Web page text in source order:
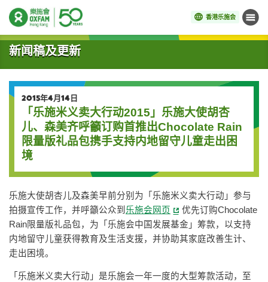
香港乐施会 菜单
开始主要内容
新闻稿及更新
2015年4月14日
「乐施米义卖大行动2015」乐施大使胡杏
儿、森美齐呼籲订购首推出Chocolate Rain
限量版礼品包携手支持内地留守儿童走出困
境
乐施大使胡杏儿及森美早前分别为「乐施米义卖大行动」参与
拍摄宣传工作，并呼籲公众到 乐施会网页
优先订购Chocolate
Rain限量版礼品包，为「乐施会中国发展基金」筹款，以支持
内地留守儿童获得教育及生活支援，并协助其家庭改善生计、
走出困境。
「乐施米义卖大行动」是乐施会一年一度的大型筹款活动，至